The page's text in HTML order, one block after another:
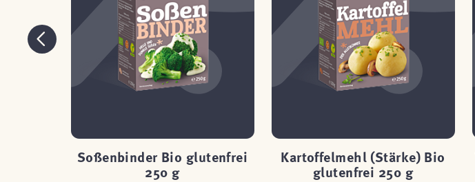
Soßenbinder Bio glutenfrei
250 g
Kartoffelmehl (Stärke) Bio
glutenfrei 250 g